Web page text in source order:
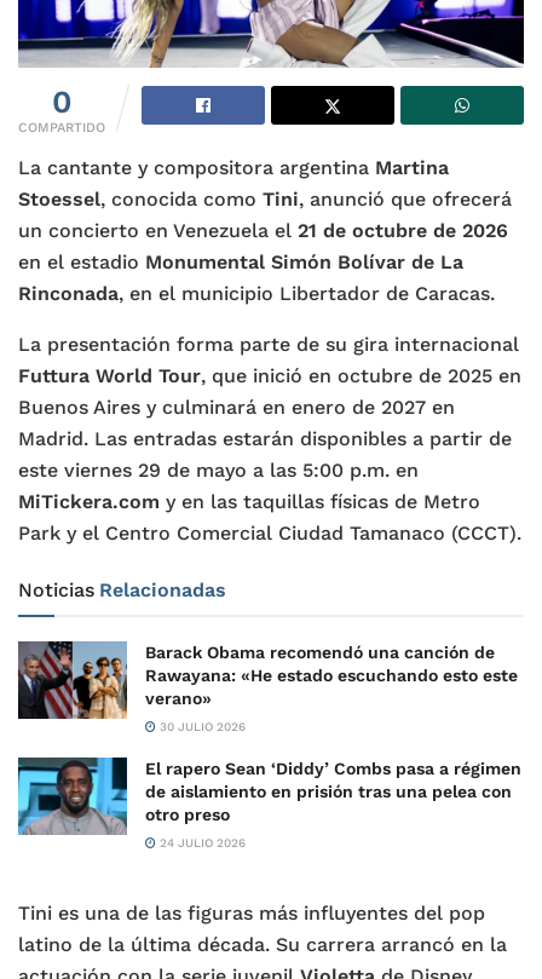
0
COMPARTIDO
La cantante y compositora argentina Martina
Stoessel, conocida como Tini, anunció que ofrecerá
un concierto en Venezuela el 21 de octubre de 2026
en el estadio Monumental Simón Bolívar de La
Rinconada, en el municipio Libertador de Caracas.
La presentación forma parte de su gira internacional
Futtura World Tour, que inició en octubre de 2025 en
Buenos Aires y culminará en enero de 2027 en
Madrid. Las entradas estarán disponibles a partir de
este viernes 29 de mayo a las 5:00 p.m. en
MiTickera.com y en las taquillas físicas de Metro
Park y el Centro Comercial Ciudad Tamanaco (CCCT).
Noticias Relacionadas
Barack Obama recomendó una canción de
Rawayana: «He estado escuchando esto este
verano»
30 JULIO 2026
El rapero Sean ‘Diddy’ Combs pasa a régimen
de aislamiento en prisión tras una pelea con
otro preso
24 JULIO 2026
Tini es una de las figuras más influyentes del pop
latino de la última década. Su carrera arrancó en la